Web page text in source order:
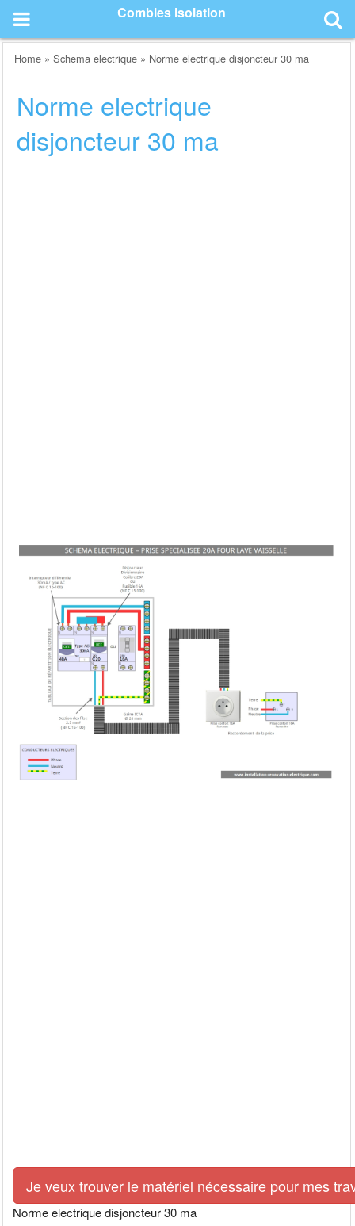
content
Combles isolation
Home »Schema electrique » Norme electrique disjoncteur 30 ma
Norme electrique
disjoncteur 30 ma
Je veux trouver le matériel nécessaire pour mes
Norme electrique disjoncteur 30 ma